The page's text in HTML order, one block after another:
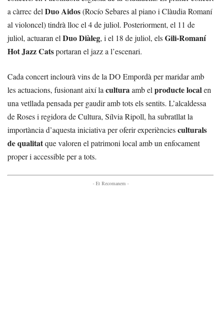
a càrrec del Duo Aidos(Rocío Sebares al piano i Clàudia Romaní
al violoncel) tindrà lloc el 4 de juliol. Posteriorment, el 11 de
juliol, actuaran el Duo Diàleg, i el 18 de juliol, elsGili-Romaní
Hot Jazz Catsportaran el jazz a l’escenari.
Cada concert inclourà vins de la DO Empordà per maridar amb
les actuacions, fusionant així la culturaamb el producte localen
una vetllada pensada per gaudir amb tots els sentits. L’alcaldessa
de Roses i regidora de Cultura, Sílvia Ripoll, ha subratllat la
importància d’aquesta iniciativa per oferir experiènciesculturals
de qualitatque valoren el patrimoni local amb un enfocament
proper i accessible per a tots.
- Et Recomanem -